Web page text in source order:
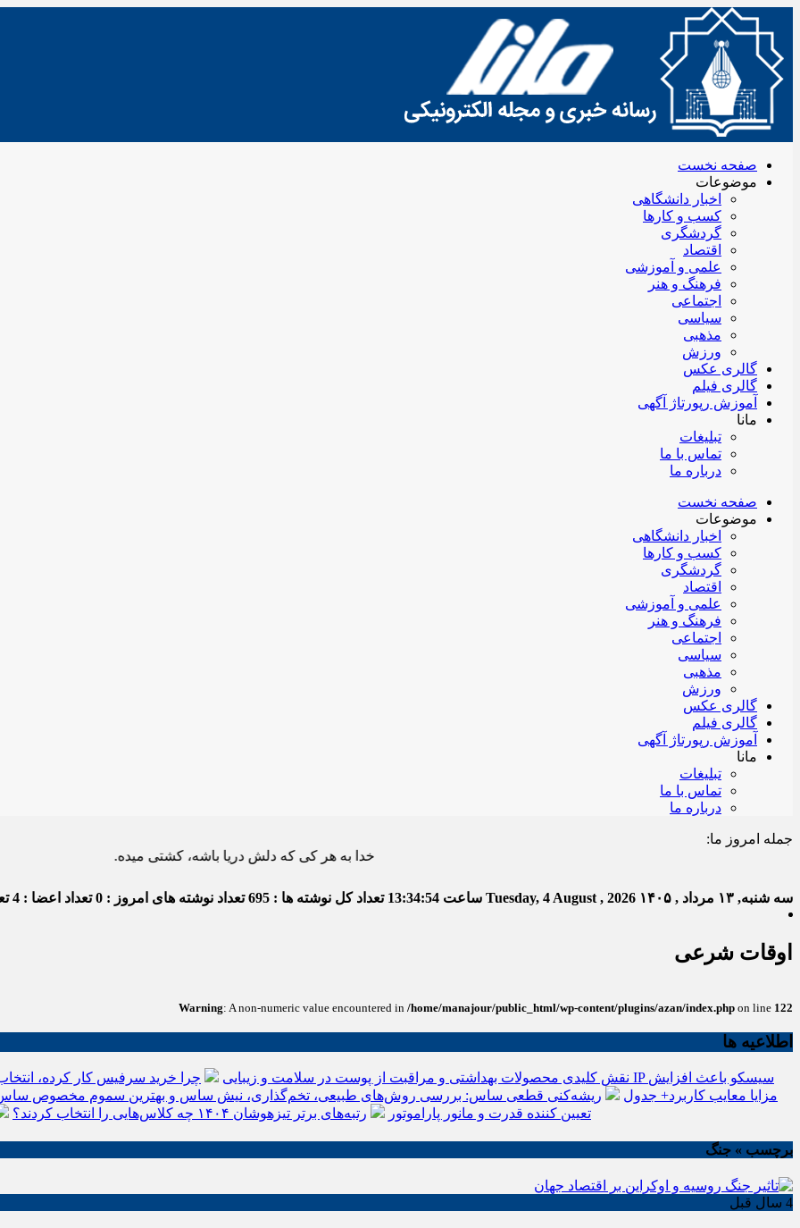
صفحه نخست
موضوعات
اخبار دانشگاهی
کسب و کارها
گردشگری
اقتصاد
علمی و آموزشی
فرهنگ و هنر
اجتماعی
سیاسی
مذهبی
ورزش
گالری عکس
گالری فیلم
آموزش رپورتاژ آگهی
مانا
تبلیغات
تماس با ما
درباره ما
صفحه نخست
موضوعات
اخبار دانشگاهی
کسب و کارها
گردشگری
اقتصاد
علمی و آموزشی
فرهنگ و هنر
اجتماعی
سیاسی
مذهبی
ورزش
گالری عکس
گالری فیلم
آموزش رپورتاژ آگهی
مانا
تبلیغات
تماس با ما
درباره ما
جمله امروز ما:
خدا به هر کی که دلش دریا باشه، کشتی میده.
سه شنبه, ۱۳ مرداد , ۱۴۰۵ Tuesday, 4 August , 2026 ساعت 13:34:55 تعداد کل نوشته ها : 695 تعداد نوشته های امروز : 0 تعداد اعضا : 4
اوقات شرعی
Warning: A non-numeric value encountered in /home/manajour/public_html/wp-content/plugins/azan/index.php on line 122
اطلاعیه ها
نقش کلیدی محصولات بهداشتی و مراقبت از پوست در سلامت و زیبایی چرا خرید سرفیس کار کرده،
انواع باتری یو پی اس(ups)+مزایا معایب کاربرد+ جدول ریشه‌کنی قطعی ساس: بررسی روش‌های طبیعی، تخم‌گذاری، نیش ساس و بهترین سموم مخصوص
تعیین کننده قدرت و مانور پاراموتور
رتبه‌های برتر تیزهوشان ۱۴۰۴ چه کلاس‌هایی را انتخاب کردند؟
برچسب » جنگ
4 سال قبل